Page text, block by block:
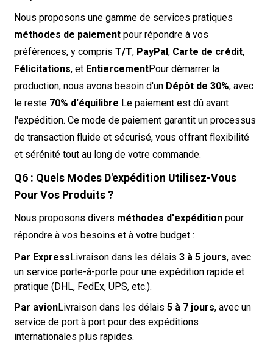
Nous proposons une gamme de services pratiques
méthodes de paiementpour répondre à vos
préférences, y compris T/T, PayPal, Carte de crédit,
Félicitations, et EntiercementPour démarrer la
production, nous avons besoin d'un Dépôt de 30%, avec
le reste 70% d'équilibre Le paiement est dû avant
l'expédition. Ce mode de paiement garantit un processus
de transaction fluide et sécurisé, vous offrant flexibilité
et sérénité tout au long de votre commande.
Q6 : Quels Modes D'expédition Utilisez-Vous
Pour Vos Produits ?
Nous proposons divers méthodes d'expéditionpour
répondre à vos besoins et à votre budget :
Par ExpressLivraison dans les délais 3 à 5 jours, avec
un service porte-à-porte pour une expédition rapide et
pratique (DHL, FedEx, UPS, etc.).
Par avionLivraison dans les délais 5 à 7 jours, avec un
service de port à port pour des expéditions
internationales plus rapides.